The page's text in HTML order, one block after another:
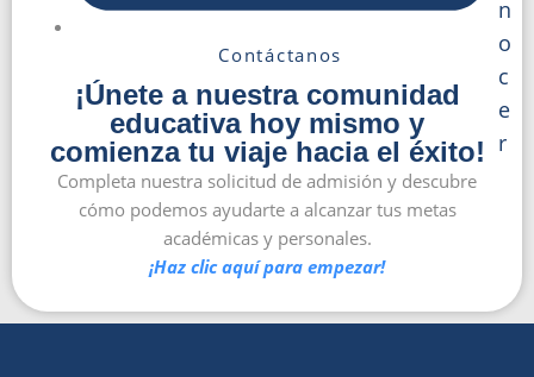
Contáctanos
¡Únete a nuestra comunidad
educativa hoy mismo y
comienza tu viaje hacia el éxito!
Completa nuestra solicitud de admisión y descubre
cómo podemos ayudarte a alcanzar tus metas
académicas y personales.
¡Haz clic aquí para empezar!
n
o
c
e
r